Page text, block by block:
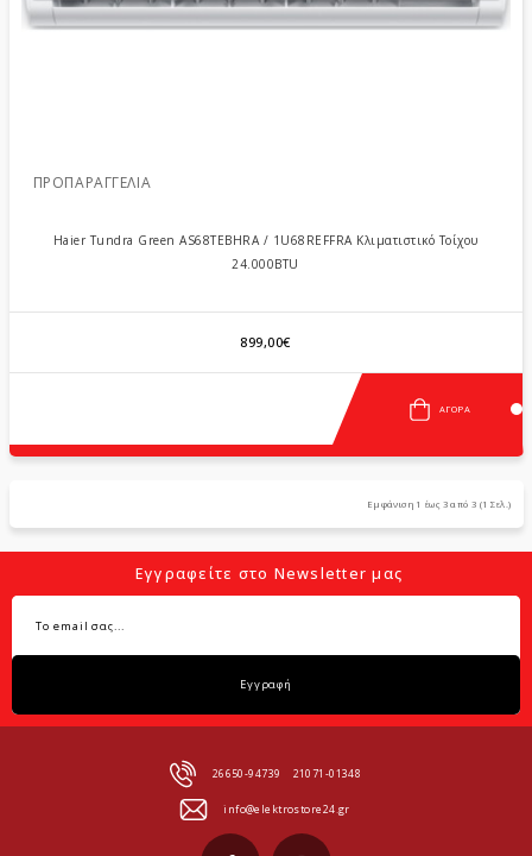
ΠΡΟΠΑΡΑΓΓΕΛΊΑ
Haier Tundra Green AS68TEBHRA / 1U68REFFRA Κλιματιστικό Τοίχου
24.000BTU
899,00€
ΑΓΟΡΆ
Εμφάνιση 1 έως 3 από 3 (1 Σελ.)
Εγγραφείτε στο Newsletter μας
Εγγραφή
26650-94739 21071-01348
info@elektrostore24.gr